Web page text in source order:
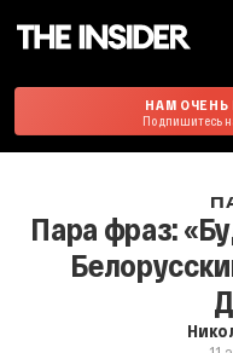
НАМ
Подпишитесь
Пара фраз: